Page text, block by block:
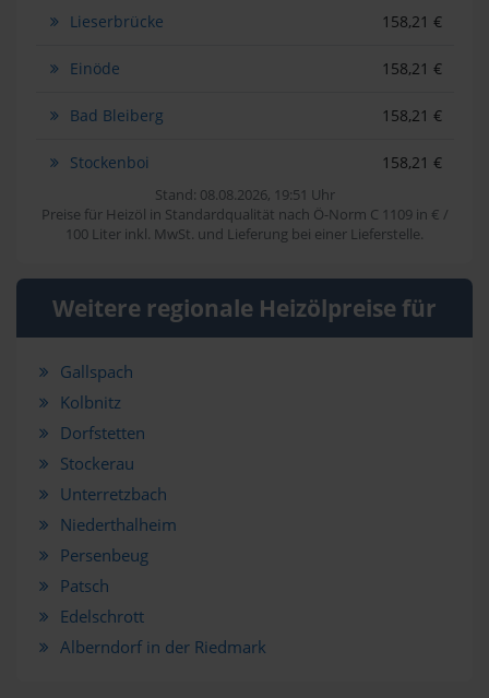
Lieserbrücke 158,21 €
Einöde 158,21 €
Bad Bleiberg 158,21 €
Stockenboi 158,21 €
Stand: 08.08.2026, 19:51 Uhr
Preise für Heizöl in Standardqualität nach Ö-Norm C 1109 in € /
100 Liter inkl. MwSt. und Lieferung bei einer Lieferstelle.
Weitere regionale Heizölpreise für
Gallspach
Kolbnitz
Dorfstetten
Stockerau
Unterretzbach
Niederthalheim
Persenbeug
Patsch
Edelschrott
Alberndorf in der Riedmark